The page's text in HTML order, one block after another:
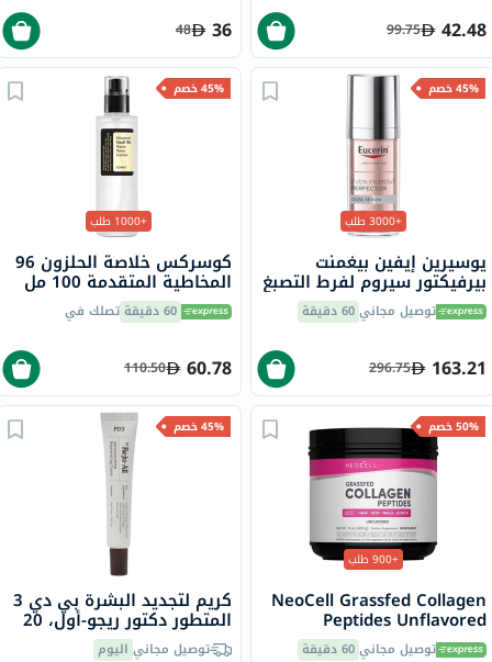
42.48
99.75
36
48
45% خصم
+3000 طلب
يوسيرين إيفين بيغمنت
بيرفيكتور سيروم لفرط التصبغ
المزدوج 30 ملتوصيل مجاني60 دقيقة
163.21
296.75
45% خصم
+1000 طلب
كوسركس خلاصة الحلزون 96
المخاطية المتقدمة 100 مل
60 دقيقة تصلك في
60.78
110.50
50% خصم
+900 طلب
NeoCell Grassfed Collagen
Peptides Unflavored
Powder 400g
توصيل مجاني60 دقيقة
45% خصم
كريم لتجديد البشرة بي دي 3
المتطور دكتور ريجو-أول، 20
ملتوصيل مجاني اليوم